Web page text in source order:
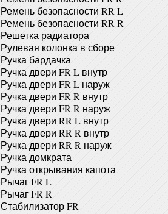
Ремень безопасности RR L
Ремень безопасности RR R
Решетка радиатора
Рулевая колонка в сборе
Ручка бардачка
Ручка двери FR L внутр
Ручка двери FR L наруж
Ручка двери FR R внутр
Ручка двери FR R наруж
Ручка двери RR L внутр
Ручка двери RR R внутр
Ручка двери RR R наруж
Ручка домкрата
Ручка открывания капота
Рычаг FR L
Рычаг FR R
Стабилизатор FR